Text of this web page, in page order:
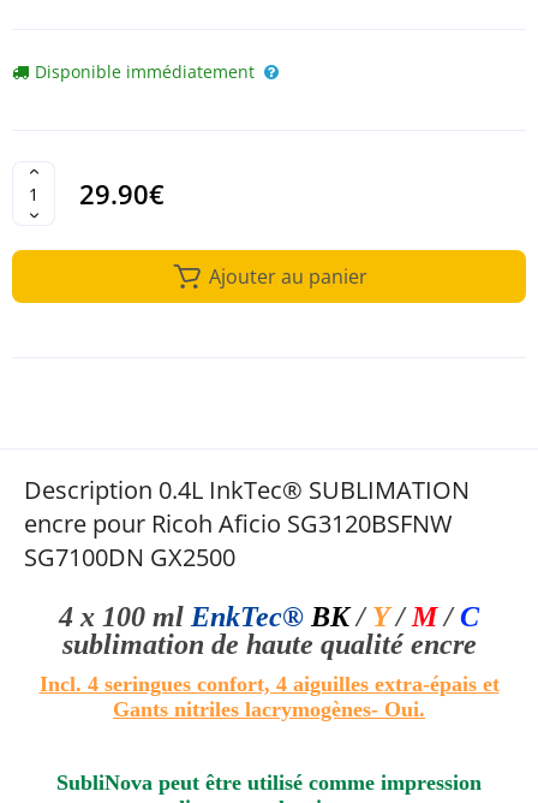
Disponible immédiatement
29.90€
Ajouter au panier
Description 0.4L InkTec® SUBLIMATION
encre pour Ricoh Aficio SG3120BSFNW
SG7100DN GX2500
4 x 100 ml EnkTec® BK / Y/M/C
sublimation de haute qualitéencre
Incl. 4 seringues confort, 4 aiguilles extra-épais et
Gants nitriles lacrymogènes- Oui.
SubliNova peut être utilisé comme impression